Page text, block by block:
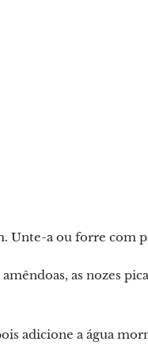
Unte-a ou forre com
as nozes
adicione a água